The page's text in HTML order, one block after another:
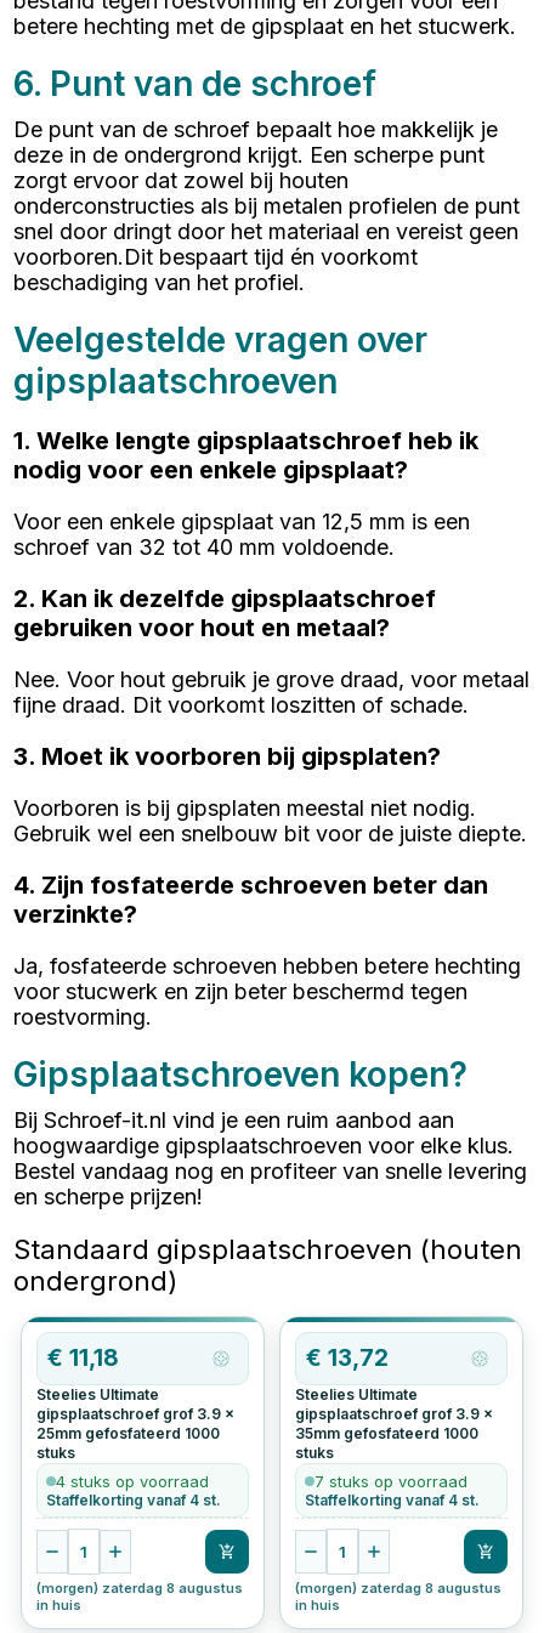
betere hechting met de gipsplaat en het stucwerk.
6. Punt van de schroef
De punt van de schroef bepaalt hoe makkelijk je
deze in de ondergrond krijgt. Een scherpe punt
zorgt ervoor dat zowel bij houten
onderconstructies als bij metalen profielen de punt
snel door dringt door het materiaal en vereist geen
voorboren.Dit bespaart tijd én voorkomt
beschadiging van het profiel.
Veelgestelde vragen over
gipsplaatschroeven
1. Welke lengte gipsplaatschroef heb ik
nodig voor een enkele gipsplaat?
Voor een enkele gipsplaat van 12,5 mm is een
schroef van 32 tot 40 mm voldoende.
2. Kan ik dezelfde gipsplaatschroef
gebruiken voor hout en metaal?
Nee. Voor hout gebruik je grove draad, voor metaal
fijne draad. Dit voorkomt loszitten of schade.
3. Moet ik voorboren bij gipsplaten?
Voorboren is bij gipsplaten meestal niet nodig.
Gebruik wel een snelbouw bit voor de juiste diepte.
4. Zijn fosfateerde schroeven beter dan
verzinkte?
Ja, fosfateerde schroeven hebben betere hechting
voor stucwerk en zijn beter beschermd tegen
roestvorming.
Gipsplaatschroeven kopen?
Bij Schroef-it.nl vind je een ruim aanbod aan
hoogwaardige gipsplaatschroeven voor elke klus.
Bestel vandaag nog en profiteer van snelle levering
en scherpe prijzen!
Standaard gipsplaatschroeven (houten
ondergrond)
€11,18
Steelies Ultimate
gipsplaatschroef grof 3.9 x
25mm gefosfateerd 1000
stuks
4 stuks op voorraad
Staffelkorting vanaf 4 st.
1
(morgen) zaterdag 8 augustus
in huis
€ 13,72
Steelies Ultimate
gipsplaatschroef grof 3.9 x
35mm gefosfateerd 1000
stuks
7 stuks op voorraad
Staffelkorting vanaf 4 st.
1
(morgen) zaterdag 8 augustus
in huis